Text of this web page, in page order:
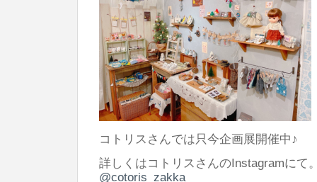
コトリスさんでは只今企画展開催中♪
詳しくはコトリスさんのInstagramにて
@cotoris_zakka